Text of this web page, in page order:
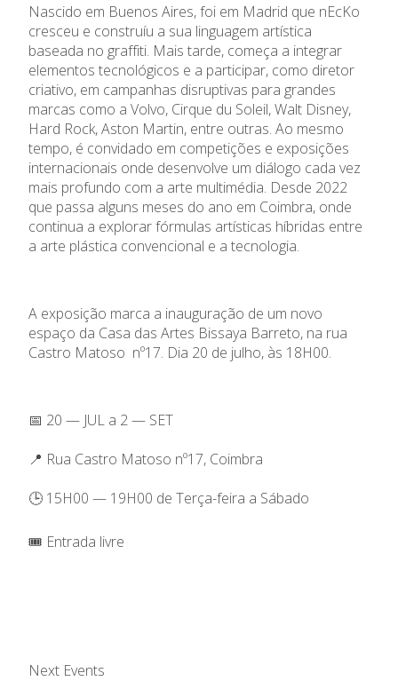
Nascido em Buenos Aires, foi em Madrid que nEcKo
cresceu e construíu a sua linguagem artística
baseada no graffiti. Mais tarde, começa a integrar
elementos tecnológicos e a participar, como diretor
criativo, em campanhas disruptivas para grandes
marcas como a Volvo, Cirque du Soleil, Walt Disney,
Hard Rock, Aston Martin, entre outras. Ao mesmo
tempo, é convidado em competições e exposições
internacionais onde desenvolve um diálogo cada vez
mais profundo com a arte multimédia. Desde 2022
que passa alguns meses do ano em Coimbra, onde
continua a explorar fórmulas artísticas híbridas entre
a arte plástica convencional e a tecnologia.
A exposição marca a inauguração de um novo
espaço da Casa das Artes Bissaya Barreto, na rua
Castro Matoso nº17. Dia 20 de julho, às 18H00.
📅 20 — JUL a 2 — SET
📍 Rua Castro Matoso nº17, Coimbra
🕒 15H00 — 19H00 de Terça-feira a Sábado
🎟️ Entrada livre
Next Events